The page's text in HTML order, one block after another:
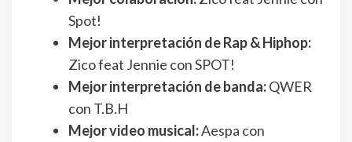
Spot!
Mejor interpretación de Rap & Hiphop:
Zico feat Jennie con SPOT!
Mejor interpretación de banda:QWER
con T.B.H
Mejor video musical:Aespa con